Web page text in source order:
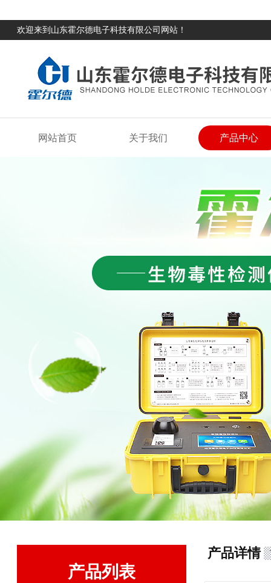
欢迎来到山东霍尔德电子科技有限公司网站！
网站首页 关于我们 产品中心
产品列表
产品详情